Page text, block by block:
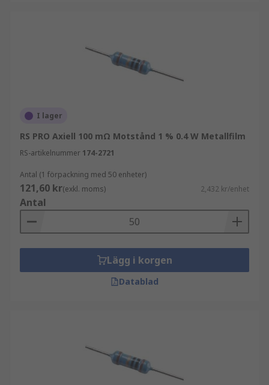
I lager
RS PRO Axiell 100 mΩ Motstånd 1 % 0.4 W Metallfilm
RS-artikelnummer 174-2721
Antal (1 förpackning med 50 enheter)
121,60 kr(exkl. moms) 2,432 kr/enhet
Antal
Lägg i korgen
Datablad